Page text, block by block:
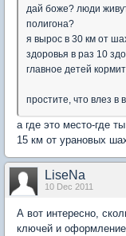
дай боже? люди
полигона?
я вырос в 30 км от
здоровья в раз 10
главное детей
простите, что влез в
а где это место-где
15 км от урановых
LiseNa
10 Dec 2011
А вот интересно,
ключей и